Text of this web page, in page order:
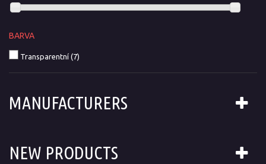
BARVA
Transparentní (7)
MANUFACTURERS
NEW PRODUCTS